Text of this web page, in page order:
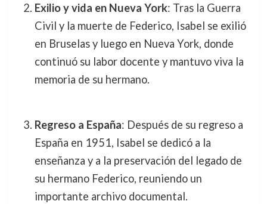
Exilio y vida en Nueva York: Tras la Guerra
Civil y la muerte de Federico, Isabel se exilió
en Bruselas y luego en Nueva York, donde
continuó su labor docente y mantuvo viva la
memoria de su hermano.
Regreso a España: Después de su regreso a
España en 1951, Isabel se dedicó a la
enseñanza y a la preservación del legado de
su hermano Federico, reuniendo un
importante archivo documental.